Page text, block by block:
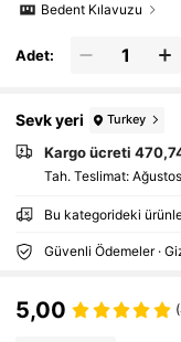
Bedent Kılavuzu
Adet:
Sevk yeri Turkey
Kargo ücreti
Tah. Teslimat:
Bu kategorideki
Güvenli Ödemeler ·
5,00